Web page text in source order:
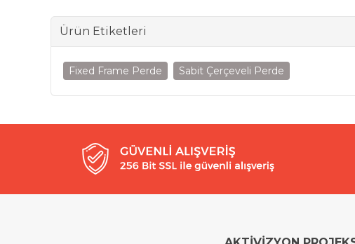
Ürün Etiketleri
Fixed Frame Perde Sabit Çerçeveli Perde